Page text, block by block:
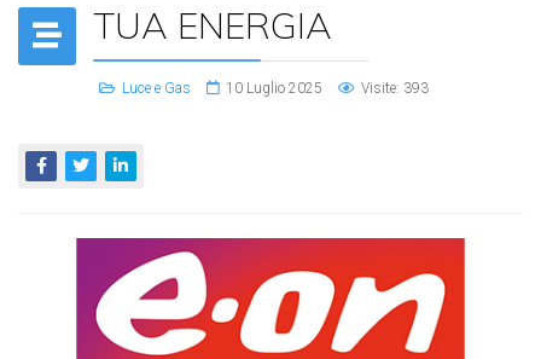
TUA ENERGIA
Luce e Gas 10 Luglio 2025 Visite: 393